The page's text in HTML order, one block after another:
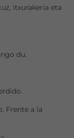
itxurakeria eta
du.
Frente a la